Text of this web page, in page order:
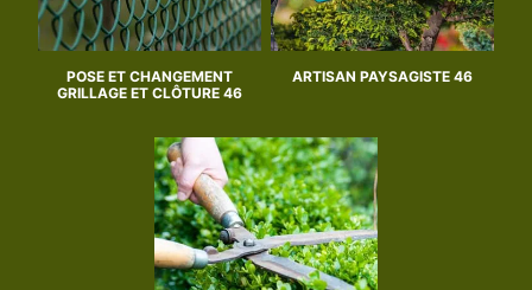
POSE ET CHANGEMENT
GRILLAGE ET CLÔTURE 46
ARTISAN PAYSAGISTE 46